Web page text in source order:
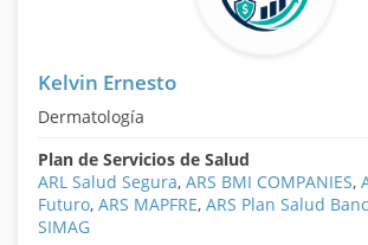
Kelvin Ernesto
Dermatología
Plan de Servicios de Salud
ARL Salud Segura, ARS BMI COMPANIES,
Futuro, ARS MAPFRE, ARS Plan Salud
SIMAG